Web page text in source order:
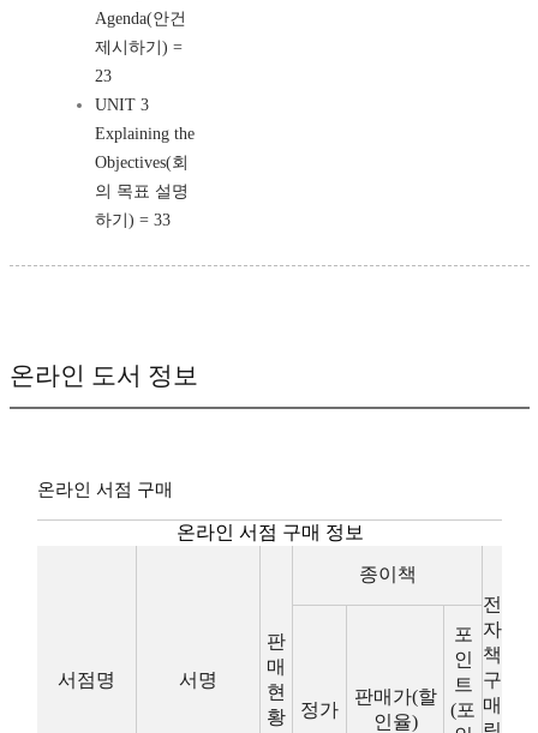
Agenda(안건
제시하기) =
23
UNIT 3
Explaining the
Objectives(회
의 목표 설명
하기) = 33
온라인 도서 정보
온라인 서점 구매
온라인 서점 구매 정보
서점명 서명
판
매
현
황
종이책
전
자
책
구
매
정가
판매가(할
인율)
포
인
트
(포